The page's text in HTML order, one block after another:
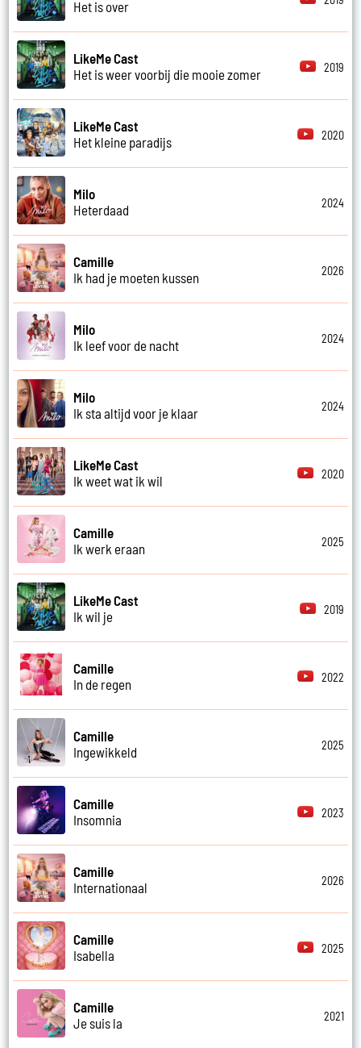
Het is over
LikeMe Cast
Het is weer voorbij die mooie zomer
2019
LikeMe Cast
Het kleine paradijs
2020
Milo
Heterdaad
2024
Camille
Ik had je moeten kussen
2026
Milo
Ik leef voor de nacht
2024
Milo
Ik sta altijd voor je klaar
2024
LikeMe Cast
Ik weet wat ik wil
2020
Camille
Ik werk eraan
2025
LikeMe Cast
Ik wil je
2019
Camille
In de regen
2022
Camille
Ingewikkeld
2025
Camille
Insomnia
2023
Camille
Internationaal
2026
Camille
Isabella
2025
Camille
Je suis la
2021